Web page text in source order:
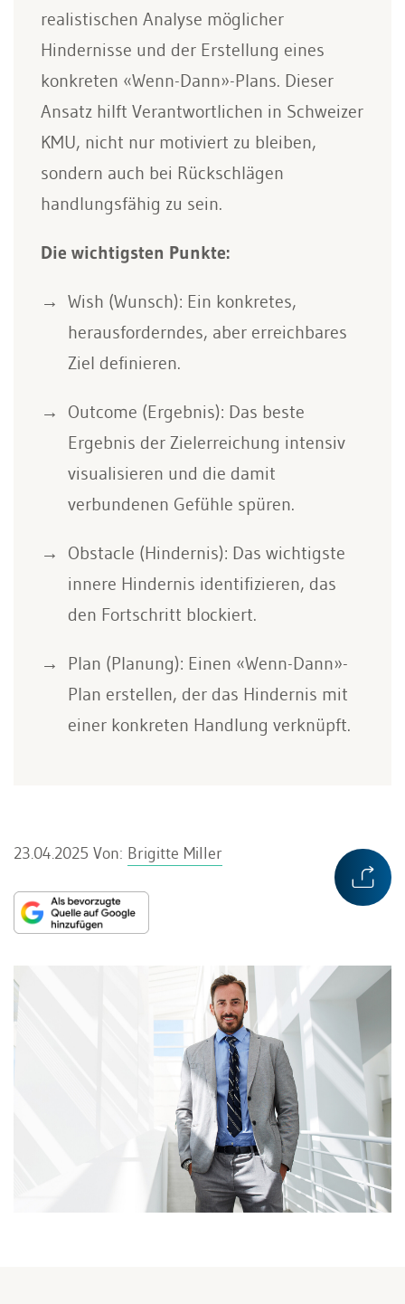
realistischen Analyse möglicher
Hindernisse und der Erstellung eines
konkreten «Wenn-Dann»-Plans. Dieser
Ansatz hilft Verantwortlichen in Schweizer
KMU, nicht nur motiviert zu bleiben,
sondern auch bei Rückschlägen
handlungsfähig zu sein.
Die wichtigsten Punkte:
Wish (Wunsch): Ein konkretes,
herausforderndes, aber erreichbares
Ziel definieren.
Outcome (Ergebnis): Das beste
Ergebnis der Zielerreichung intensiv
visualisieren und die damit
verbundenen Gefühle spüren.
Obstacle (Hindernis): Das wichtigste
innere Hindernis identifizieren, das
den Fortschritt blockiert.
Plan (Planung): Einen «Wenn-Dann»-
Plan erstellen, der das Hindernis mit
einer konkreten Handlung verknüpft.
23.04.2025 Von: Brigitte Miller